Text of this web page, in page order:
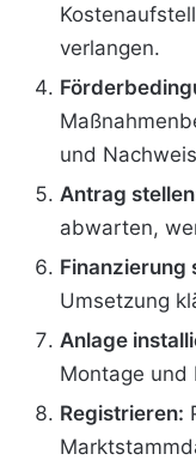
verlangen.
und
Antrag
abwarten,
Finanzierung
Umsetzung
Anlage
Montage und
Registrieren: